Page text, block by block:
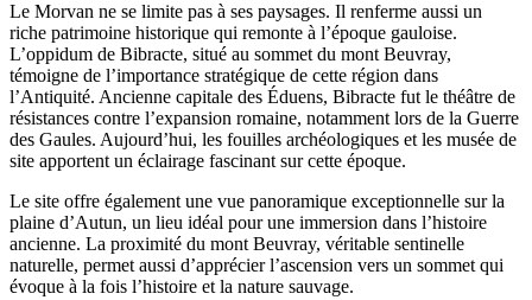
Le Morvan ne se limite pas à ses paysages. Il renferme aussi un
riche patrimoine historique qui remonte à l’époque gauloise.
L’oppidum de Bibracte, situé au sommet du mont Beuvray,
témoigne de l’importance stratégique de cette région dans
l’Antiquité. Ancienne capitale des Éduens, Bibracte fut le théâtre de
résistances contre l’expansion romaine, notamment lors de la Guerre
des Gaules. Aujourd’hui, les fouilles archéologiques et les musée de
site apportent un éclairage fascinant sur cette époque.
Le site offre également une vue panoramique exceptionnelle sur la
plaine d’Autun, un lieu idéal pour une immersion dans l’histoire
ancienne. La proximité du mont Beuvray, véritable sentinelle
naturelle, permet aussi d’apprécier l’ascension vers un sommet qui
évoque à la fois l’histoire et la nature sauvage.